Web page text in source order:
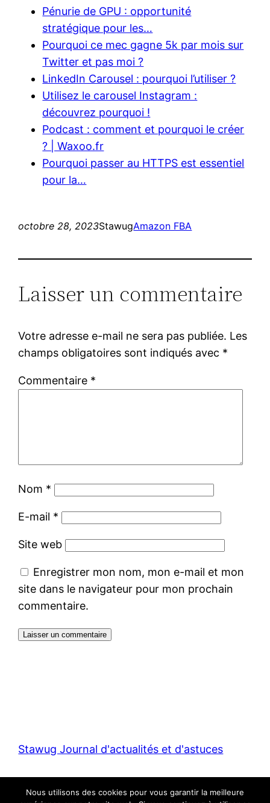
Pénurie de GPU : opportunité
stratégique pour les…
Pourquoi ce mec gagne 5k par mois sur
Twitter et pas moi ?
LinkedIn Carousel : pourquoi l’utiliser ?
Utilisez le carousel Instagram :
découvrez pourquoi !
Podcast : comment et pourquoi le créer
? | Waxoo.fr
Pourquoi passer au HTTPS est essentiel
pour la…
octobre 28, 2023StawugAmazon FBA
Laisser un commentaire
Votre adresse e-mail ne sera pas publiée. Les
champs obligatoires sont indiqués avec *
Commentaire *
Nom *
E-mail *
Site web
Enregistrer mon nom, mon e-mail et mon
site dans le navigateur pour mon prochain
commentaire.
Stawug Journal d'actualités et d'astuces
Fièrement propulsé par WordPress
Nous utilisons des cookies pour vous garantir la meilleure